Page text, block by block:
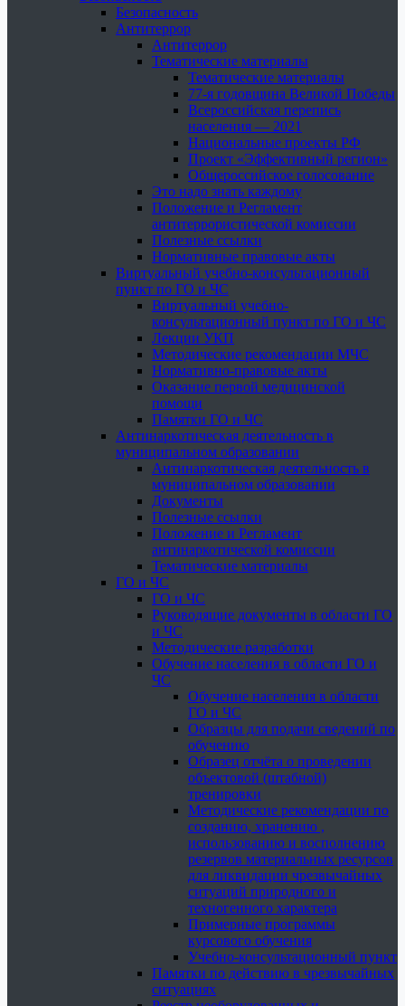
Безопасность
Антитеррор
Антитеррор
Тематические материалы
Тематические материалы
77-я годовщина Великой Победы
Всероссийская перепись
населения — 2021
Национальные проекты РФ
Проект «Эффективный регион»
Общероссийское голосование
Это надо знать каждому
Положение и Регламент
антитеррористической комиссии
Полезные ссылки
Нормативные правовые акты
Виртуальный учебно-консультационный
пункт по ГО и ЧС
Виртуальный учебно-
консультационный пункт по ГО и ЧС
Лекции УКП
Методические рекомендации МЧС
Нормативно-правовые акты
Оказание первой медицинской
помощи
Памятки ГО и ЧС
Антинаркотическая деятельность в
муниципальном образовании
Антинаркотическая деятельность в
муниципальном образовании
Документы
Полезные ссылки
Положение и Регламент
антинаркотической комиссии
Тематические материалы
ГО и ЧС
ГО и ЧС
Руководящие документы в области ГО
и ЧС
Методические разработки
Обучение населения в области ГО и
ЧС
Обучение населения в области
ГО и ЧС
Образцы для подачи сведений по
обучению
Образец отчёта о проведении
объектовой (штабной)
тренировки
Методические рекомендации по
созданию, хранению ,
использованию и восполнению
резервов материальных ресурсов
для ликвидации чрезвычайных
ситуаций природного и
техногенного характера
Примерные программы
курсового обучения
Учебно-консультационный пункт
Памятки по действию в чрезвычайных
ситуациях